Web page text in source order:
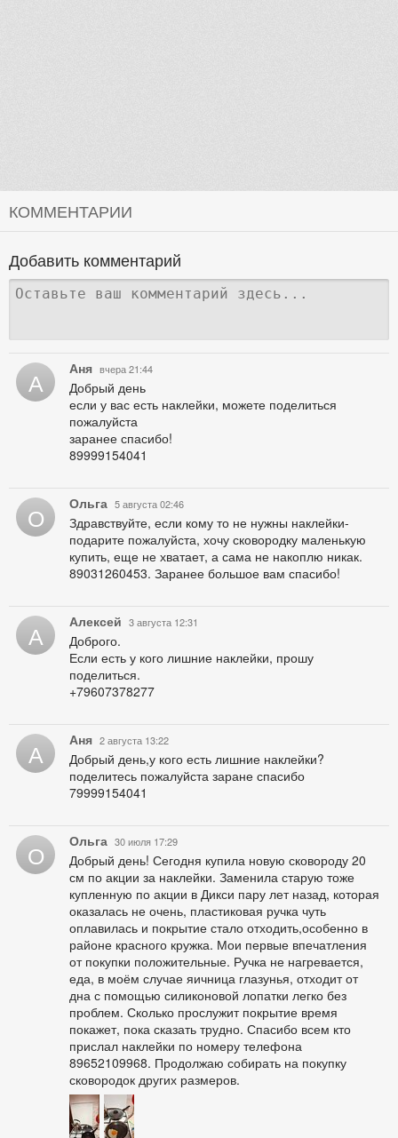
КОММЕНТАРИИ
Добавить комментарий
А Аня вчера 21:44
Добрый день
если у вас есть наклейки, можете поделиться
пожалуйста
заранее спасибо!
89999154041
О Ольга 5 августа 02:46
Здравствуйте, если кому то не нужны наклейки-
подарите пожалуйста, хочу сковородку маленькую
купить, еще не хватает, а сама не накоплю никак.
89031260453. Заранее большое вам спасибо!
А Алексей 3 августа 12:31
Доброго.
Если есть у кого лишние наклейки, прошу
поделиться.
+79607378277
А Аня 2 августа 13:22
Добрый день,у кого есть лишние наклейки?
поделитесь пожалуйста заране спасибо
79999154041
О Ольга 30 июля 17:29
Добрый день! Сегодня купила новую сковороду 20
см по акции за наклейки. Заменила старую тоже
купленную по акции в Дикси пару лет назад, которая
оказалась не очень, пластиковая ручка чуть
оплавилась и покрытие стало отходить,особенно в
районе красного кружка. Мои первые впечатления
от покупки положительные. Ручка не нагревается,
еда, в моём случае яичница глазунья, отходит от
дна с помощью силиконовой лопатки легко без
проблем. Сколько прослужит покрытие время
покажет, пока сказать трудно. Спасибо всем кто
прислал наклейки по номеру телефона
89652109968. Продолжаю собирать на покупку
сковородок других размеров.